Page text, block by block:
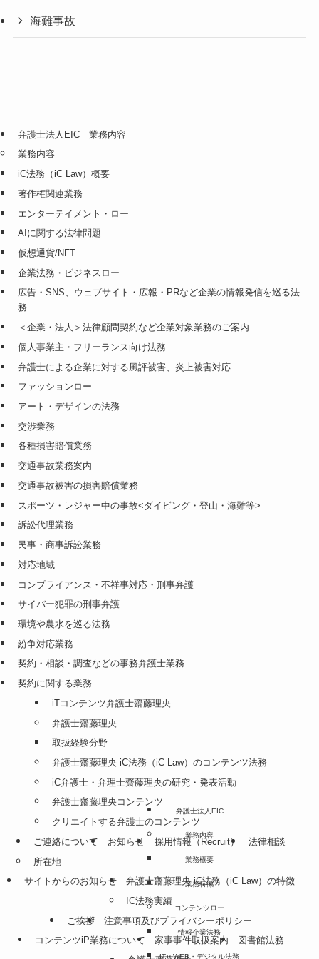
海難事故
弁護士法人EIC 業務内容
業務内容
iC法務（iC Law）概要
著作権関連業務
エンターテイメント・ロー
AIに関する法律問題
仮想通貨/NFT
企業法務・ビジネスロー
広告・SNS、ウェブサイト・広報・PRなど企業の情報発信を巡る法
務
＜企業・法人＞法律顧問契約など企業対象業務のご案内
個人事業主・フリーランス向け法務
弁護士による企業に対する風評被害、炎上被害対応
ファッションロー
アート・デザインの法務
交渉業務
各種損害賠償業務
交通事故業務案内
交通事故被害の損害賠償業務
スポーツ・レジャー中の事故<ダイビング・登山・海難等>
訴訟代理業務
民事・商事訴訟業務
対応地域
コンプライアンス・不祥事対応・刑事弁護
サイバー犯罪の刑事弁護
環境や農水を巡る法務
紛争対応業務
契約・相談・調査などの事務弁護士業務
契約に関する業務
iTコンテンツ弁護士齋藤理央
弁護士齋藤理央
取扱経験分野
弁護士齋藤理央 iC法務（iC Law）のコンテンツ法務
iC弁護士・弁理士齋藤理央の研究・発表活動
弁護士齋藤理央コンテンツ
クリエイトする弁護士のコンテンツ
ご連絡について
所在地
お知らせ 採用情報（Recruit） 法律相談
サイトからのお知らせ
弁護士齋藤理央 iC法務（iC Law）の特徴
IC法務実績
ご挨拶
注意事項及びプライバシーポリシー
コンテンツiP業務について
家事事件取扱案内
図書館法務
弁護士法人EIC
業務内容
業務概要
業務特徴
コンテンツロー
情報企業法務
IT・WEB・デジタル法務